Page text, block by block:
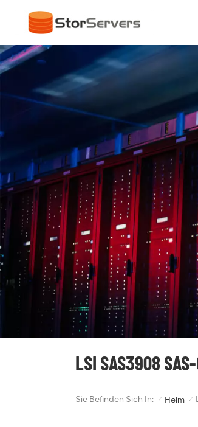
LSI SAS3908
Sie Befinden Sich In: / Heim /